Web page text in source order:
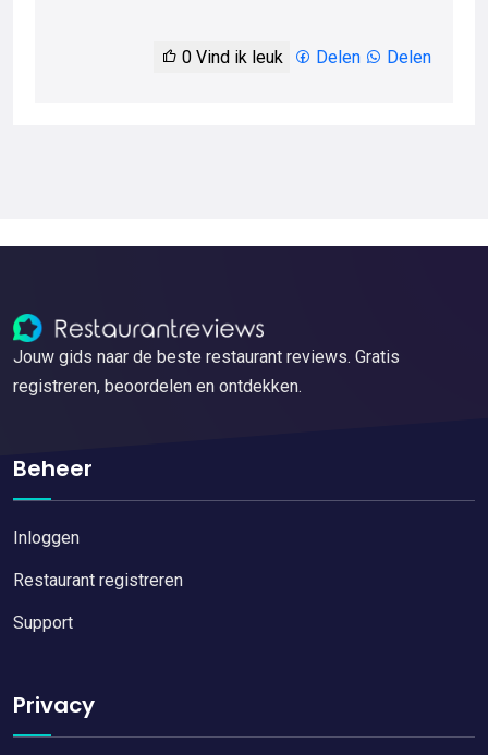
0 Vind ik leuk Delen Delen
Jouw gids naar de beste restaurant reviews. Gratis
registreren, beoordelen en ontdekken.
Beheer
Inloggen
Restaurant registreren
Support
Privacy